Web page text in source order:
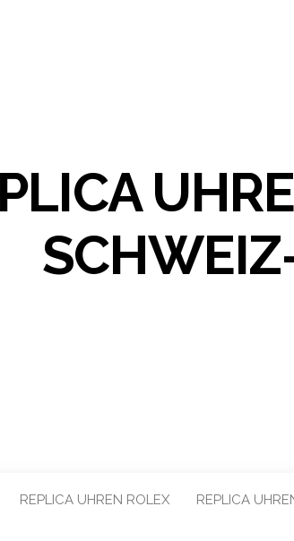
REPLICA UHREN ROLEX REPLICA